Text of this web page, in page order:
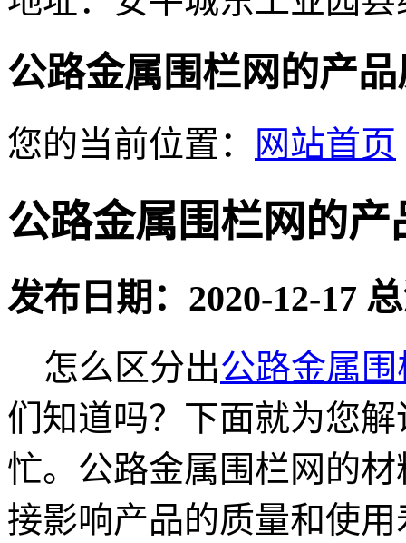
公路金属围栏网的产
您的当前位置： 网站首页
公路金属围栏网的
发布日期：2020-12-17
怎么区分出公路金属
们知道吗？下面就为您
忙。公路金属围栏网的
接影响产品的质量和使